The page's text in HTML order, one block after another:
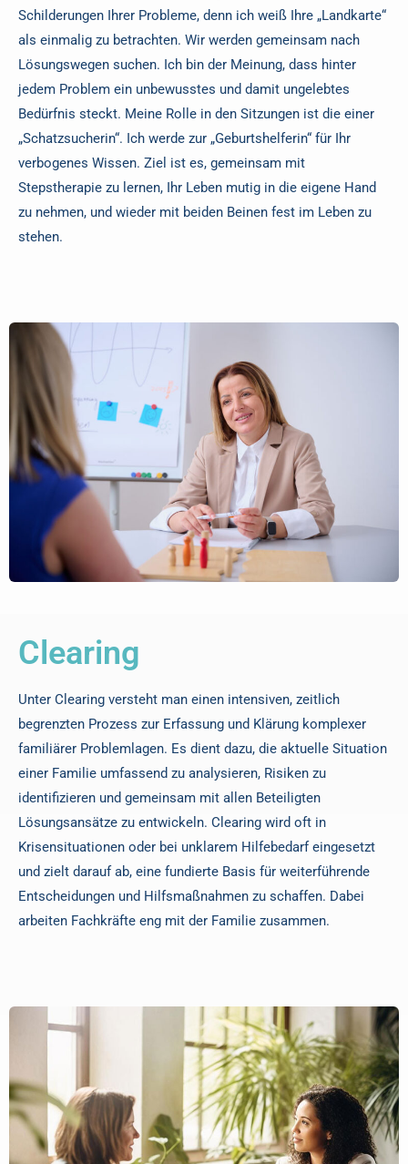
Schilderungen Ihrer Probleme, denn ich weiß Ihre „Landkarte“
als einmalig zu betrachten. Wir werden gemeinsam nach
Lösungswegen suchen. Ich bin der Meinung, dass hinter
jedem Problem ein unbewusstes und damit ungelebtes
Bedürfnis steckt. Meine Rolle in den Sitzungen ist die einer
„Schatzsucherin“. Ich werde zur „Geburtshelferin“ für Ihr
verbogenes Wissen. Ziel ist es, gemeinsam mit
Stepstherapie zu lernen, Ihr Leben mutig in die eigene Hand
zu nehmen, und wieder mit beiden Beinen fest im Leben zu
stehen.
Clearing
Unter Clearing versteht man einen intensiven, zeitlich
begrenzten Prozess zur Erfassung und Klärung komplexer
familiärer Problemlagen. Es dient dazu, die aktuelle Situation
einer Familie umfassend zu analysieren, Risiken zu
identifizieren und gemeinsam mit allen Beteiligten
Lösungsansätze zu entwickeln. Clearing wird oft in
Krisensituationen oder bei unklarem Hilfebedarf eingesetzt
und zielt darauf ab, eine fundierte Basis für weiterführende
Entscheidungen und Hilfsmaßnahmen zu schaffen. Dabei
arbeiten Fachkräfte eng mit der Familie zusammen.